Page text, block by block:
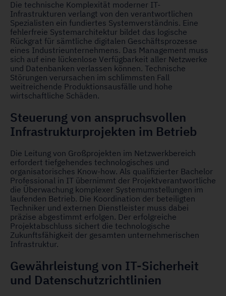
Die technische Komplexität moderner IT-
Infrastrukturen verlangt von den verantwortlichen
Spezialisten ein fundiertes Systemverständnis. Eine
fehlerfreie Systemarchitektur bildet das logische
Rückgrat für sämtliche digitalen Geschäftsprozesse
eines Industrieunternehmens. Das Management muss
sich auf eine lückenlose Verfügbarkeit aller Netzwerke
und Datenbanken verlassen können. Technische
Störungen verursachen im schlimmsten Fall
weitreichende Produktionsausfälle und hohe
wirtschaftliche Schäden.
Steuerung von anspruchsvollen
Infrastrukturprojekten im Betrieb
Die Leitung von Großprojekten im Netzwerkbereich
erfordert tiefgehendes technologisches und
organisatorisches Know-how. Als qualifizierter Bachelor
Professional in IT übernimmt der Projektverantwortliche
die Überwachung komplexer Systemumstellungen im
laufenden Betrieb. Die Koordination der beteiligten
Techniker und externen Dienstleister muss dabei
präzise abgestimmt erfolgen. Der erfolgreiche
Projektabschluss sichert die technologische
Zukunftsfähigkeit der gesamten unternehmerischen
Infrastruktur.
Gewährleistung von IT-Sicherheit
und Datenschutzrichtlinien